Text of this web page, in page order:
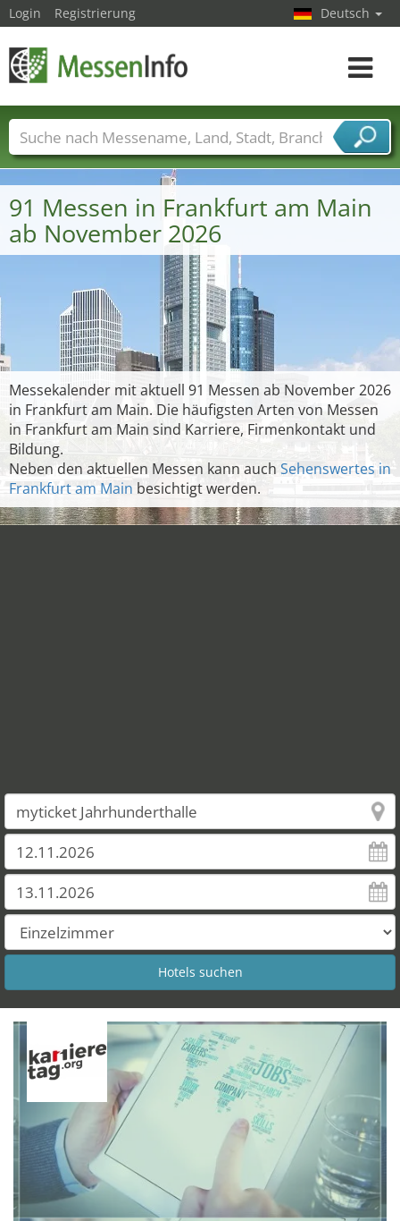
91 Messen in Frankfurt am Main
ab November 2026
Messekalender mit aktuell 91 Messen ab November 2026
in Frankfurt am Main. Die häufigsten Arten von Messen
in Frankfurt am Main sind Karriere, Firmenkontakt und
Bildung.
Neben den aktuellen Messen kann auch Sehenswertes in
Frankfurt am Main besichtigt werden.
Login Registrierung Deutsch
Toggle
Messenamen Länder Städte
Branchen
Dienstleisterbranchen